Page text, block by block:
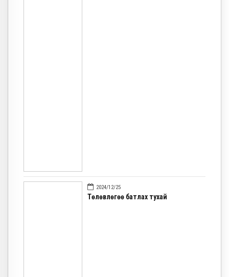
2024/12/25
Төлөвлөгөө батлах тухай